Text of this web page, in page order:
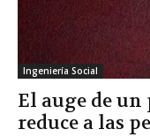
Ingeniería Social
El auge de
reduce a las